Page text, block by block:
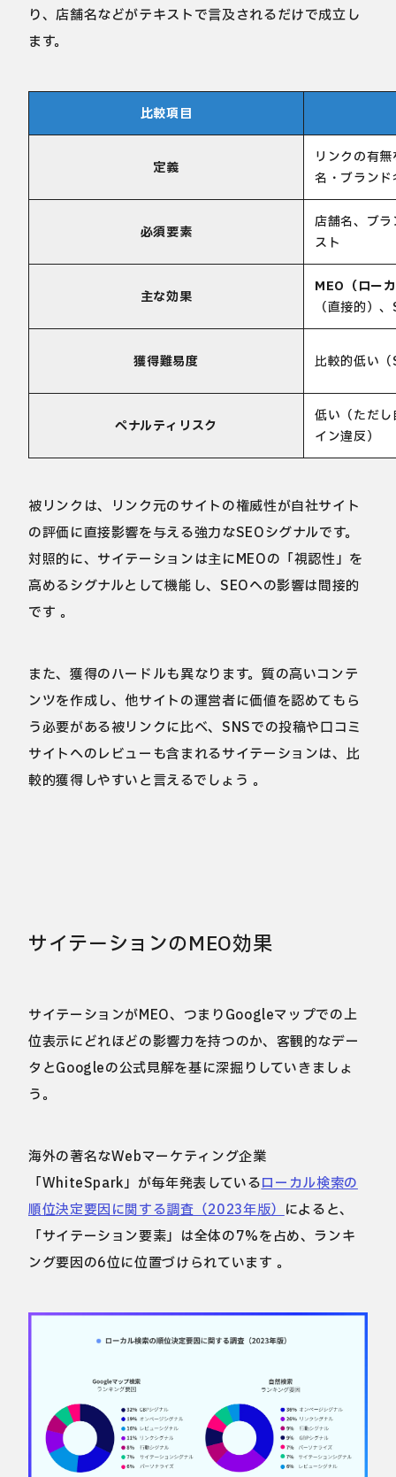
り、店舗名などがテキストで言及されるだけで成立し
ます。
比較項目
定義
リンクの有
名・ブラン
必須要素
店舗名、ブ
スト
主な効果
MEO（ロー
（直接的）
獲得難易度 比較的低い
ペナルティリスク
低い（ただ
イン違反）
被リンクは、リンク元のサイトの権威性が自社サイト
の評価に直接影響を与える強力なSEOシグナルです。
対照的に、サイテーションは主にMEOの「視認性」を
高めるシグナルとして機能し、SEOへの影響は間接的
です 。
また、獲得のハードルも異なります。質の高いコンテ
ンツを作成し、他サイトの運営者に価値を認めてもら
う必要がある被リンクに比べ、SNSでの投稿や口コミ
サイトへのレビューも含まれるサイテーションは、比
較的獲得しやすいと言えるでしょう 。
サイテーションのMEO効果
サイテーションがMEO、つまりGoogleマップでの上
位表示にどれほどの影響力を持つのか、客観的なデー
タとGoogleの公式見解を基に深掘りしていきましょ
う。
海外の著名なWebマーケティング企業
「WhiteSpark」が毎年発表しているローカル検索の
順位決定要因に関する調査（2023年版）によると、
「サイテーション要素」は全体の7%を占め、ランキ
ング要因の6位に位置づけられています 。